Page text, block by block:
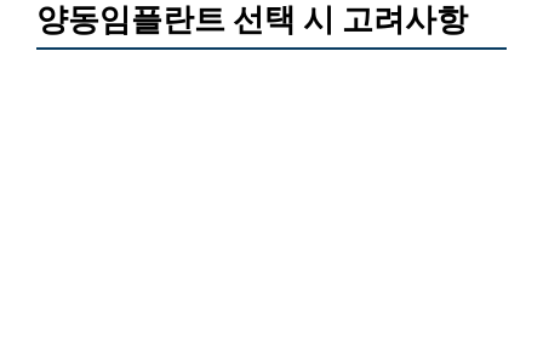
양동임플란트 선택 시 고려사항